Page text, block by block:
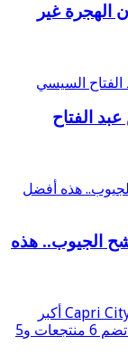
الهجرة غير
الفتاح
الجيوب.. هذه